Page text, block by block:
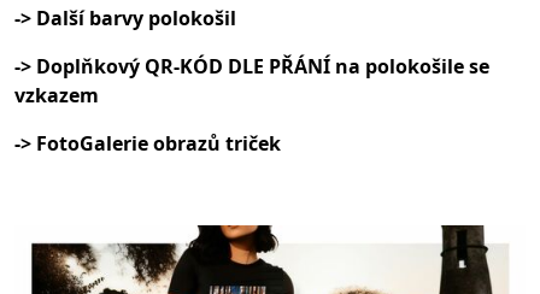
-> Další barvy polokošil
-> Doplňkový QR-KÓD DLE PŘÁNÍ na polokošile se
vzkazem
-> FotoGalerie obrazů triček